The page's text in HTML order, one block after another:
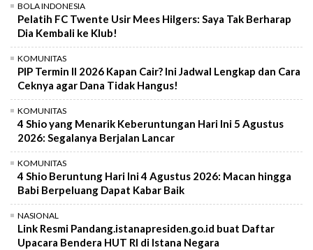
BOLA INDONESIA
Pelatih FC Twente Usir Mees Hilgers: Saya Tak Berharap
Dia Kembali ke Klub!
KOMUNITAS
PIP Termin II 2026 Kapan Cair? Ini Jadwal Lengkap dan Cara
Ceknya agar Dana Tidak Hangus!
KOMUNITAS
4 Shio yang Menarik Keberuntungan Hari Ini 5 Agustus
2026: Segalanya Berjalan Lancar
KOMUNITAS
4 Shio Beruntung Hari Ini 4 Agustus 2026: Macan hingga
Babi Berpeluang Dapat Kabar Baik
NASIONAL
Link Resmi Pandang.istanapresiden.go.id buat Daftar
Upacara Bendera HUT RI di Istana Negara